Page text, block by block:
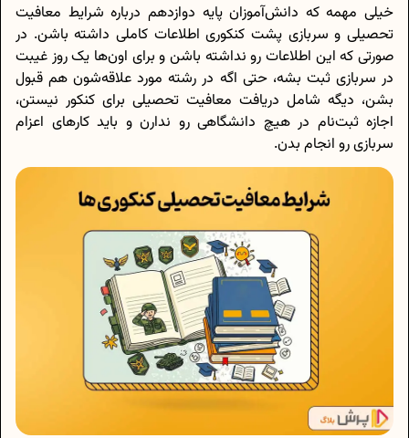
خیلی مهمه که دانش‌آموزان پایه دوازدهم درباره شرایط معافیت
تحصیلی و سربازی پشت کنکوری اطلاعات کاملی داشته باشن. در
صورتی که این اطلاعات رو نداشته باشن و برای اون‌ها یک روز غیبت
در سربازی ثبت بشه، حتی اگه در رشته مورد علاقه‌شون هم قبول
بشن، دیگه شامل دریافت معافیت تحصیلی برای کنکور نیستن،
اجازه ثبت‌نام در هیچ دانشگاهی رو ندارن و باید کارهای اعزام
سربازی رو انجام بدن.